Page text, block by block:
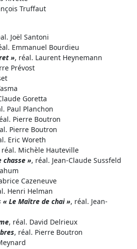
Truffaut
Joël Santoni
Emmanuel Bourdieu
», réal. Laurent Heynemann
Prévost
Goretta
Paul Planchon
Pierre Boutron
Pierre Boutron
Eric Woreth
réal. Michèle Hauteville
chasse », réal. Jean-Claude Sussfeld
Cazeneuve
Henri Helman
Le Maître de chai », réal. Jean-
, réal. David Delrieux
, réal. Pierre Boutron